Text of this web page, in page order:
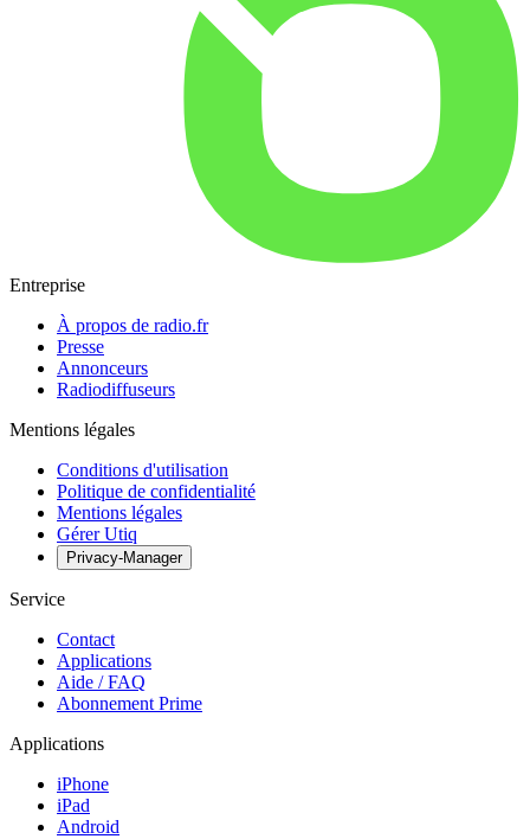
Entreprise
À propos de radio.fr
Presse
Annonceurs
Radiodiffuseurs
Mentions légales
Conditions d'utilisation
Politique de confidentialité
Mentions légales
Gérer Utiq
Privacy-Manager
Service
Contact
Applications
Aide / FAQ
Abonnement Prime
Applications
iPhone
iPad
Android